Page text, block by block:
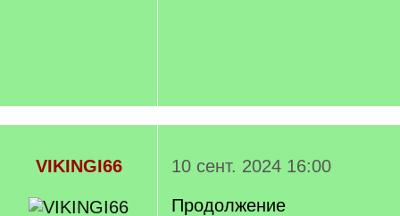
VIKINGI66
10 сент. 2024 16:00
Продолжение